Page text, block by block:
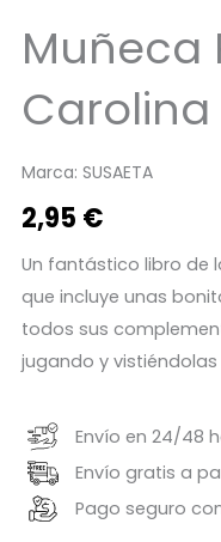
Muñeca
Marca: SUSAETA
2,95 €
Un fantástico libro de
que incluye unas
todos sus
jugando y
Envío en 24/48
Envío gratis a
Pago seguro